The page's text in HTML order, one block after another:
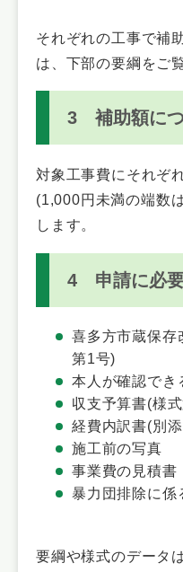
それぞれの工事で補
は、下部の要綱をご
3 補助額に
対象工事費にそれぞ
(1,000円未満の端数
します。
4 申請に必
喜多方市蔵保存
第1号)
本人が確認でき
収支予算書(様
経費内訳書(別
施工前の写真
事業費の見積書
暴力団排除に係
要綱や様式のデータ